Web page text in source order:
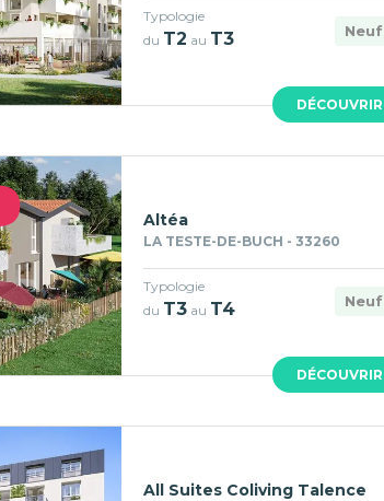
DÉCOUVRIR
Neuf
Typologie
du T2 au T3
DÉCOUVRIR
Altéa
LA TESTE-DE-BUCH - 33260
Neuf
Typologie
du T3 au T4
All Suites Coliving Talence